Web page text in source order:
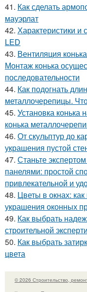
41. Как сделать
мауэрлат
42. Характеристики и
LED
43. Вентиляция
Монтаж конька
последовательности
44. Как подогнать
металлочерепицы.
45. Установка конька
конька
46. От скульптур до
украшения пустой
47. Станьте
панелями: простой
привлекательной и
48. Цветы в окнах:
украшения оконных
49. Как выбрать
строительной
50. Как выбрать
цвета
© 2026 Строительство,